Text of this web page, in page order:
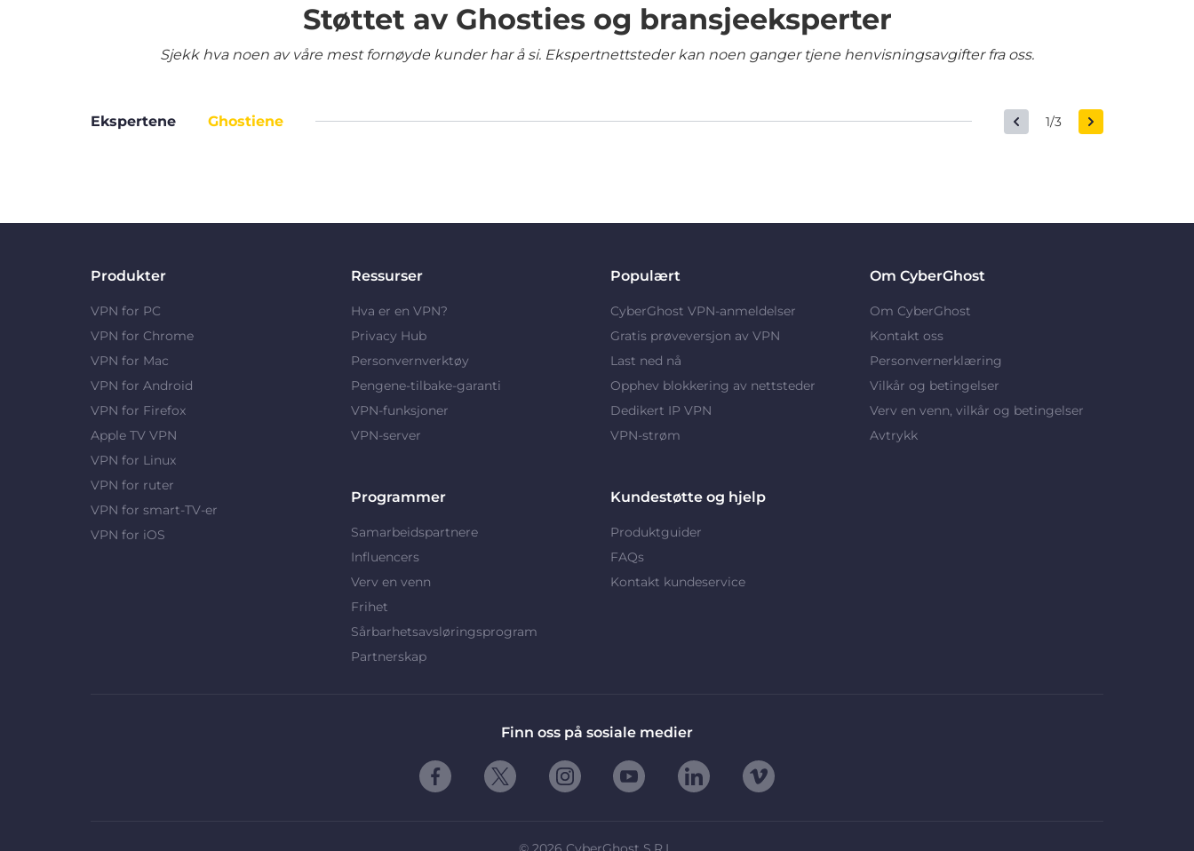
Støttet av Ghosties og bransjeeksperter
Sjekk hva noen av våre mest fornøyde kunder har å si. Ekspertnettsteder kan noen ganger tjene henvisningsavgifter fra oss.
Ekspertene Ghostiene 1/3
Produkter
VPN for PC
VPN for Chrome
VPN for Mac
VPN for Android
VPN for Firefox
Apple TV VPN
VPN for Linux
VPN for ruter
VPN for smart-TV-er
VPN for iOS
Ressurser
Hva er en VPN?
Privacy Hub
Personvernverktøy
Pengene-tilbake-garanti
VPN-funksjoner
VPN-server
Populært
CyberGhost VPN-anmeldelser
Gratis prøveversjon av VPN
Last ned nå
Opphev blokkering av nettsteder
Dedikert IP VPN
VPN-strøm
Om CyberGhost
Om CyberGhost
Kontakt oss
Personvernerklæring
Vilkår og betingelser
Verv en venn, vilkår og betingelser
Avtrykk
Programmer
Samarbeidspartnere
Influencers
Verv en venn
Frihet
Sårbarhetsavsløringsprogram
Partnerskap
Kundestøtte og hjelp
Produktguider
FAQs
Kontakt kundeservice
Finn oss på sosiale medier